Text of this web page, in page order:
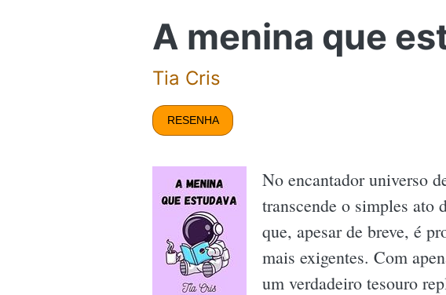
A menina que
Tia Cris
RESENHA
No encantador universo
transcende o simples ato
que, apesar de breve, é
mais exigentes. Com
um verdadeiro tesouro